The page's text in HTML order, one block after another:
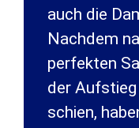
auch die
Nachdem
perfekten
der
schien,